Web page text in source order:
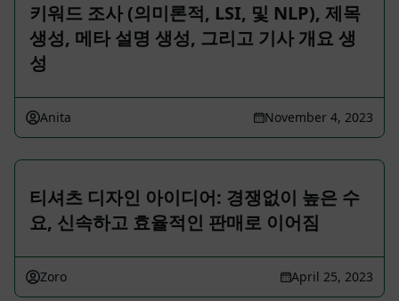
키워드 조사 (의미론적, LSI, 및 NLP), 제목
생성, 메타 설명 생성, 그리고 기사 개요 생
성
Anita November 4, 2023
티셔츠 디자인 아이디어: 경쟁없이 높은 수
요, 신속하고 효율적인 판매로 이어짐
Zoro April 25, 2023